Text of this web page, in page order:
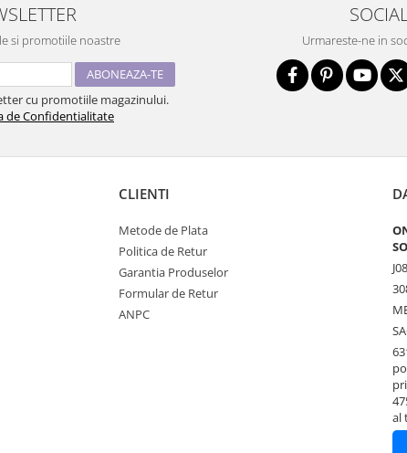
si promotiile noastre
cu promotiile magazinului.
de Confidentialitate
Urmareste-ne in
CLIENTI
Metode de Plata
Politica de Retur
Garantia Produselor
Formular de Retur
ANPC
al